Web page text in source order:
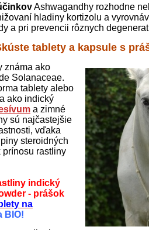
Ashwagandhy rozhodne
hladiny kortizolu a
a pri prevencii rôznych
tablety a kapsule s
známa ako
Solanaceae.
tablety alebo
ako indický
a zimné
sú najčastejšie
vďaka
steroidných
prínosu rastliny
indický
- prášok
na
BIO!